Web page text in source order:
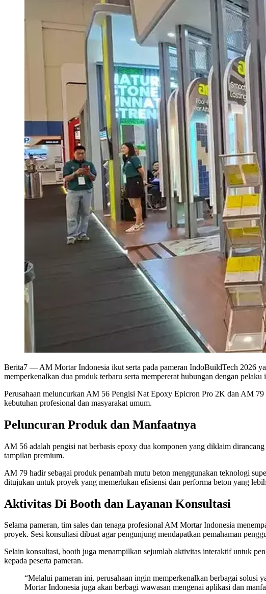
Berita7 — AM Mortar Indonesia ikut serta pada pameran IndoBuildTech 2026
memperkenalkan dua produk terbaru serta mempererat hubungan dengan pelaku
Perusahaan meluncurkan AM 56 Pengisi Nat Epoxy Epicron Pro 2K dan AM
kebutuhan profesional dan masyarakat umum.
Peluncuran Produk dan Manfaatnya
AM 56 adalah pengisi nat berbasis epoxy dua komponen yang diklaim
tampilan premium.
AM 79 hadir sebagai produk penambah mutu beton menggunakan teknologi
ditujukan untuk proyek yang memerlukan efisiensi dan performa beton yang
Aktivitas Di Booth dan Layanan Konsultasi
Selama pameran, tim sales dan tenaga profesional AM Mortar Indonesia
proyek. Sesi konsultasi dibuat agar pengunjung mendapatkan pemahaman
Selain konsultasi, booth juga menampilkan sejumlah aktivitas interaktif untuk
kepada peserta pameran.
“Melalui pameran ini, perusahaan ingin memperkenalkan berbagai
Mortar Indonesia juga akan berbagi wawasan mengenai aplikasi dan